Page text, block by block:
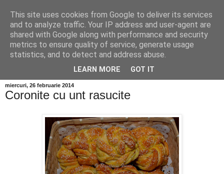
miercuri, 26 februarie 2014
Coronite cu unt rasucite
This site uses cookies from Google to deliver its services
and to analyze traffic. Your IP address and user-agent are
shared with Google along with performance and security
metrics to ensure quality of service, generate usage
statistics, and to detect and address abuse.
LEARN MORE GOT IT